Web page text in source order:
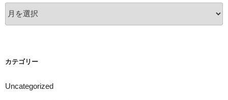
ー
カテゴリー
Uncategorized